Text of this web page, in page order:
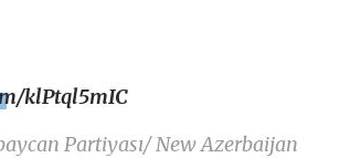
klPtql5mIC
Partiyası/ New Azerbaijan